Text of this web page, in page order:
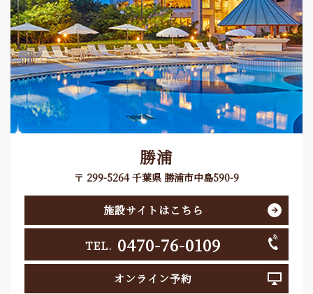
勝浦
〒 299-5264 千葉県 勝浦市中島590-9
施設サイトはこちら
TEL. 0470-76-0109
オンライン予約